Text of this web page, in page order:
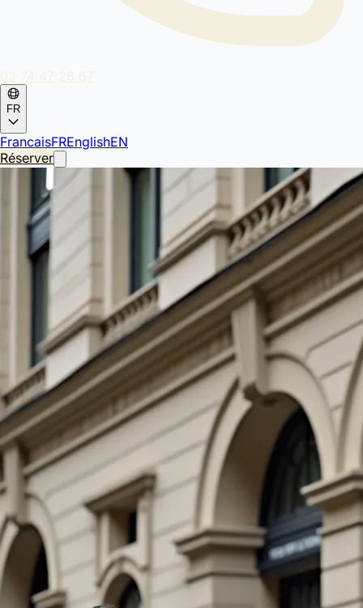
03 74 47 26 67
FR
FrancaisFREnglishEN
Réserver